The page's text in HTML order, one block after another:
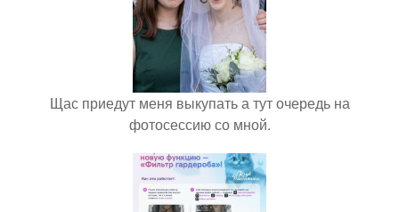
Щас приедут меня выкупать а тут очередь на
фотосессию со мной.